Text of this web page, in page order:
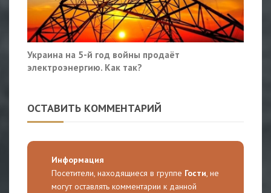
Украина на 5-й год войны продаёт
электроэнергию. Как так?
ОСТАВИТЬ КОММЕНТАРИЙ
Информация
Посетители, находящиеся в группе Гости, не
могут оставлять комментарии к данной